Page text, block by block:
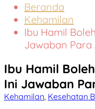
Beranda
Kehamilan
Ibu Hamil
Jawaban Para
Ibu Hamil
Ini Jawaban
Kehamilan, Kesehatan